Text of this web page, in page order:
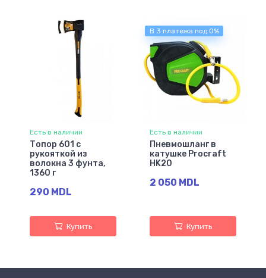
Есть в наличии
Топор 601 с
рукояткой из
волокна 3 фунта,
1360 г
290 MDL
Купить
В 3 платежа под 0%
Есть в наличии
Пневмошланг в
катушке Procraft
HK20
2 050 MDL
Купить